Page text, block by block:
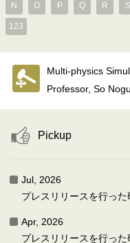
N O P Q R S
123
Multi-physics
Professor, So
Pickup
Jul, 2026
プレスリリースを行った
Apr, 2026
プレスリリースを行った